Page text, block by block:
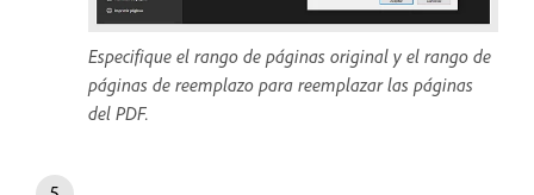
Especifique el rango de páginas original y el rango de
páginas de reemplazo para reemplazar las páginas
del PDF.